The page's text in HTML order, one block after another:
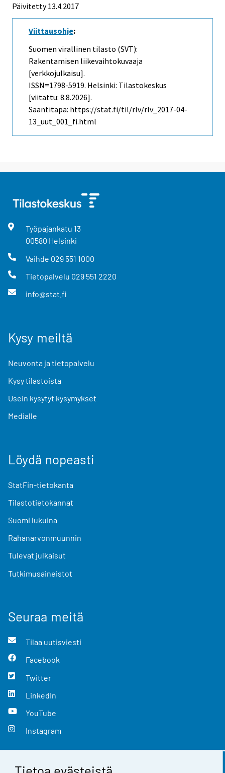
Päivitetty 13.4.2017
Viittausohje:
Suomen virallinen tilasto (SVT):
Rakentamisen liikevaihtokuvaaja
[verkkojulkaisu].
ISSN=1798-5919. Helsinki: Tilastokeskus
[viitattu: 8.8.2026].
Saantitapa: https://stat.fi/til/rlv/rlv_2017-04-
13_uut_001_fi.html
Työpajankatu 13
00580 Helsinki
Vaihde 029 551 1000
Tietopalvelu 029 551 2220
info@stat.fi
Kysy meiltä
Neuvonta ja tietopalvelu
Kysy tilastoista
Usein kysytyt kysymykset
Medialle
Löydä nopeasti
StatFin-tietokanta
Tilastotietokannat
Suomi lukuina
Rahanarvonmuunnin
Tulevat julkaisut
Tutkimusaineistot
Seuraa meitä
Tilaa uutisviesti
Facebook
Twitter
LinkedIn
YouTube
Instagram